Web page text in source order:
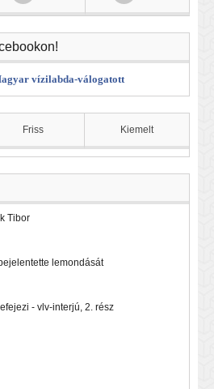
vízilabda-válogatott
Friss Kiemelt
Tibor
lemondását
- vlv-interjú, 2. rész